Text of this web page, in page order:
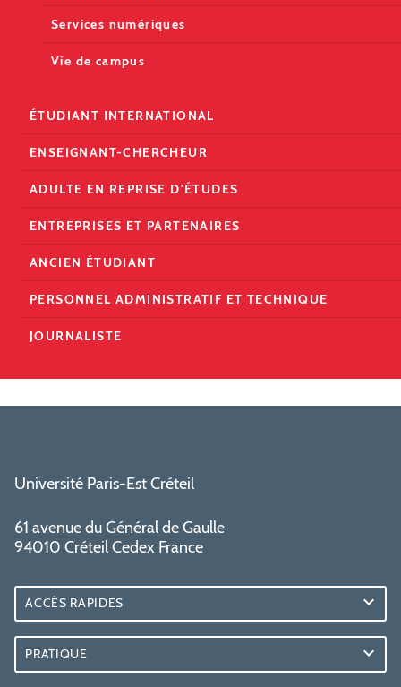
Services numériques
Vie de campus
ÉTUDIANT INTERNATIONAL
ENSEIGNANT-CHERCHEUR
ADULTE EN REPRISE D'ÉTUDES
ENTREPRISES ET PARTENAIRES
ANCIEN ÉTUDIANT
PERSONNEL ADMINISTRATIF ET TECHNIQUE
JOURNALISTE
Université Paris-Est Créteil
61 avenue du Général de Gaulle
94010 Créteil Cedex France
ACCÈS RAPIDES
PRATIQUE